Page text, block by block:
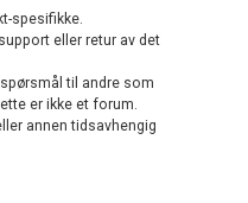
spesifikke.
eller retur av det
til andre som
er ikke et forum.
annen tidsavhengig